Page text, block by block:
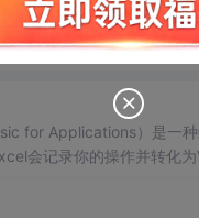
for Applications）是一
会记录你的操作并转化